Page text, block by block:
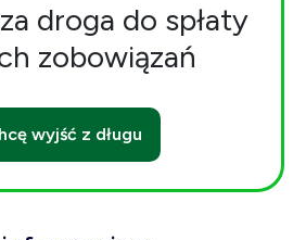
droga do spłaty
zobowiązań
wyjść z długu